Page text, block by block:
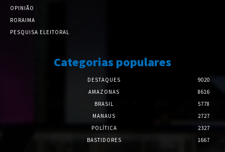
OPINIÃO
RORAIMA
PESQUISA ELEITORAL
Categorias populares
DESTAQUES
9020
AMAZONAS
8616
BRASIL
5778
MANAUS
2727
POLÍTICA
2327
BASTIDORES
1667